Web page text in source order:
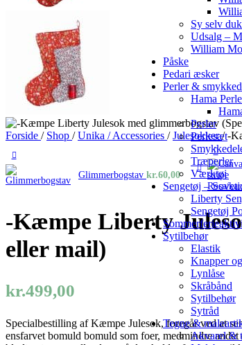
Sy selv
Udsalg –
William
Påske
Pedari æsker
Perler &
Hama
Perler
Perlesæt
Træperler
Værktøj
Sengetøj –
Liberty
Sengetøj
Sytilbehør
Elastik
Knapper
Lynlåse
Skråbånd
Sytilbehør
Sytråd
Tegne &
Akvarel &
Forside / Shop / Unika / Accessories / Julesokker/ -
Glimmerbogstav kr.60,00
-Kæmpe Liberty
eller mail)
kr.499,00
Specialbestilling af Kæmpe Julesok, foregår ved at
ensfarvet bomuld bomuld som foer, medmindre